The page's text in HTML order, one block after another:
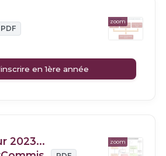
PDF
zoom
en 1ère année
2023...
zoom